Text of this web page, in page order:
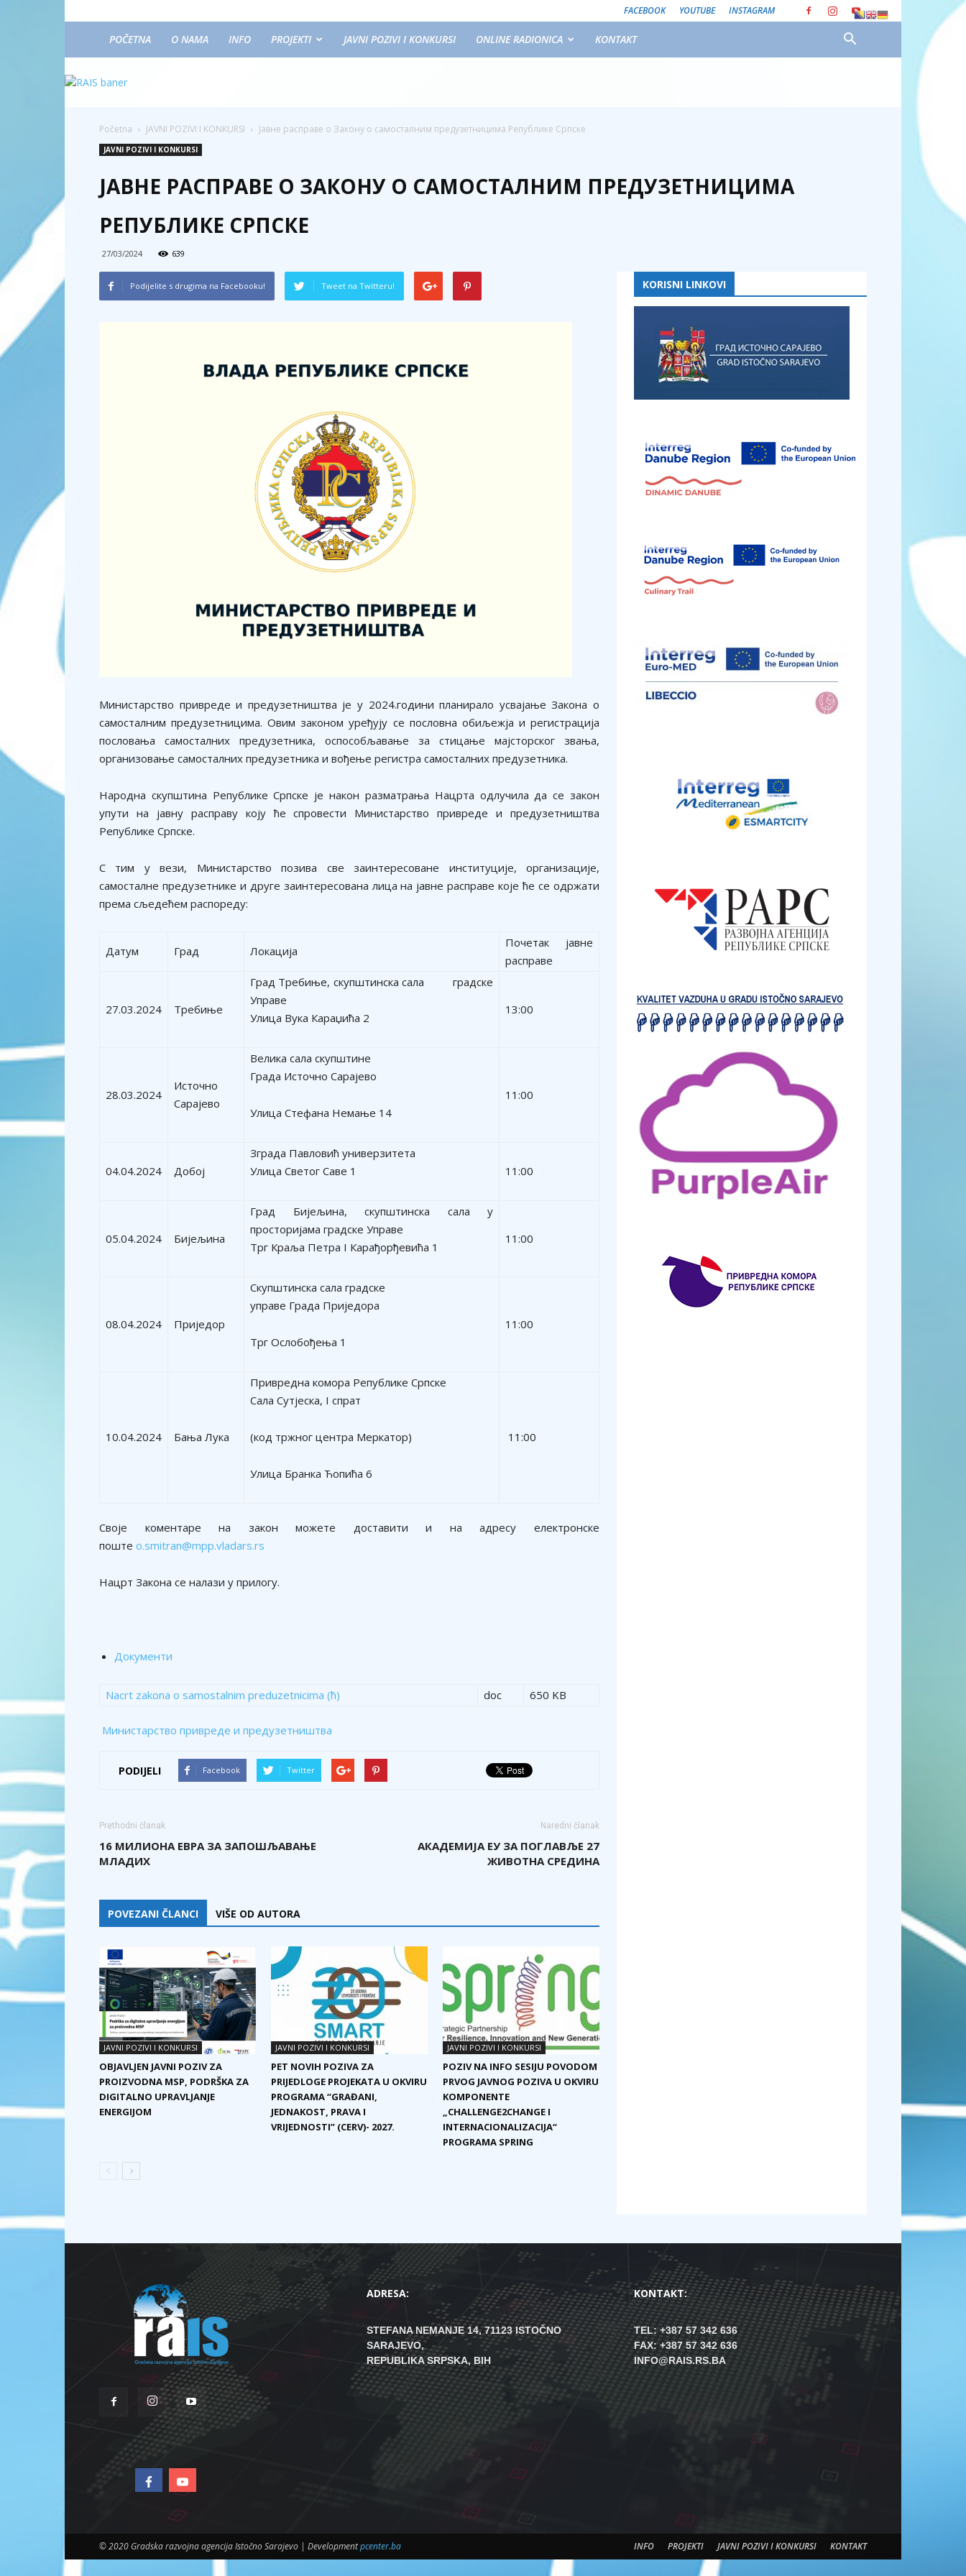
FACEBOOK YOUTUBE INSTAGRAM
POČETNA O NAMA INFO PROJEKTI JAVNI POZIVI I KONKURSI ONLINE RADIONICA KONTAKT
Početna JAVNI POZIVI I KONKURSI Јавне расправе о Закону о самосталним предузетницима Републике Српске
JAVNI POZIVI I KONKURSI
ЈАВНЕ РАСПРАВЕ О ЗАКОНУ О САМОСТАЛНИМ ПРЕДУЗЕТНИЦИМА
РЕПУБЛИКЕ СРПСКЕ
27/03/2024 639
Podijelite s drugima na Facebooku! Tweet na Twitteru!
Министарство привреде и предузетништва је у 2024.години планирало усвајање Закона о
самосталним предузетницима. Овим законом уређују се пословна обиљежја и регистрација
пословања самосталних предузетника, оспособљавање за стицање мајсторског звања,
организовање самосталних предузетника и вођење регистра самосталних предузетника.
Народна скупштина Републике Српске је након разматрања Нацрта одлучила да се закон
упути на јавну расправу коју ће спровести Министарство привреде и предузетништва
Републике Српске.
С тим у вези, Министарство позива све заинтересоване институције, организације,
самосталне предузетнике и друге заинтересована лица на јавне расправе које ће се одржати
према сљедећем распореду:
Датум Град Локација
Почетак јавне
расправе
27.03.2024 Требиње
Град Требиње, скупштинска сала градске
Управе
Улица Вука Караџића 2
13:00
28.03.2024
Источно
Сарајево
Велика сала скупштине
Града Источно Сарајево
Улица Стефана Немање 14
11:00
04.04.2024 Добој
Зграда Павловић универзитета
Улица Светог Саве 1
11:00
05.04.2024 Бијељина
Град Бијељина, скупштинска сала у
просторијама градске Управе
Трг Краља Петра I Карађорђевића 1
11:00
08.04.2024 Приједор
Скупштинска сала градске
управе Града Приједора
Трг Ослобођења 1
11:00
10.04.2024 Бања Лука
Привредна комора Републике Српске
Сала Сутјеска, I спрат
(код тржног центра Меркатор)
Улица Бранка Ћопића 6
11:00
Своје коментаре на закон можете доставити и на адресу електронске
поште o.smitran@mpp.vladars.rs
Нацрт Закона се налази у прилогу.
Документи
Nacrt zakona o samostalnim preduzetnicima (ћ) doc 650 KB
Министарство привреде и предузетништва
PODIJELI Facebook Twitter
Prethodni članak
16 МИЛИОНА ЕВРА ЗА ЗАПОШЉАВАЊЕ
МЛАДИХ
Naredni članak
АКАДЕМИЈА ЕУ ЗА ПОГЛАВЉЕ 27
ЖИВОТНА СРЕДИНА
POVEZANI ČLANCI VIŠE OD AUTORA
JAVNI POZIVI I KONKURSI
OBJAVLJEN JAVNI POZIV ZA
PROIZVODNA MSP, PODRŠKA ZA
DIGITALNO UPRAVLJANJE
ENERGIJOM
JAVNI POZIVI I KONKURSI
PET NOVIH POZIVA ZA
PRIJEDLOGE PROJEKATA U OKVIRU
PROGRAMA “GRAĐANI,
JEDNAKOST, PRAVA I
VRIJEDNOSTI” (CERV)- 2027.
JAVNI POZIVI I KONKURSI
POZIV NA INFO SESIJU POVODOM
PRVOG JAVNOG POZIVA U OKVIRU
KOMPONENTE
„CHALLENGE2CHANGE I
INTERNACIONALIZACIJA“
PROGRAMA SPRING
KORISNI LINKOVI
ADRESA:
STEFANA NEMANJE 14, 71123 ISTOČNO
SARAJEVO,
REPUBLIKA SRPSKA, BIH
KONTAKT:
TEL: +387 57 342 636
FAX: +387 57 342 636
INFO@RAIS.RS.BA
INFO PROJEKTI JAVNI POZIVI I KONKURSI KONTAKT
© 2020 Gradska razvojna agencija Istočno Sarajevo | Developmentpcenter.ba